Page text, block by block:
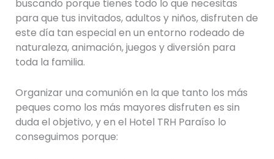
buscando porque tienes todo lo que necesitas
para que tus invitados, adultos y niños, disfruten de
este día tan especial en un entorno rodeado de
naturaleza, animación, juegos y diversión para
toda la familia.
Organizar una comunión en la que tanto los más
peques como los más mayores disfruten es sin
duda el objetivo, y en el Hotel TRH Paraíso lo
conseguimos porque: